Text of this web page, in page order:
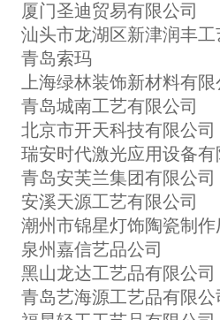
厦门圣迪贸易有限公司
汕头市龙湖区新津润丰工
青岛索玛
上海绿林装饰新材料有
青岛城南工艺有限公司
北京市开天科技有限公司
瑞安时代激光应用设备有
青岛安芙兰集团有限公司
安溪天源工艺有限公司
潮州市锦星灯饰陶瓷制
泉州嘉信艺品公司
黑山龙达工艺品有限公司
青岛艺海源工艺品有限公